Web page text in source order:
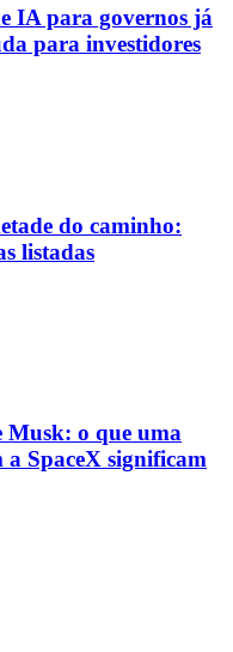
IA para governos já
para investidores
do caminho:
listadas
Musk: o que uma
SpaceX significam